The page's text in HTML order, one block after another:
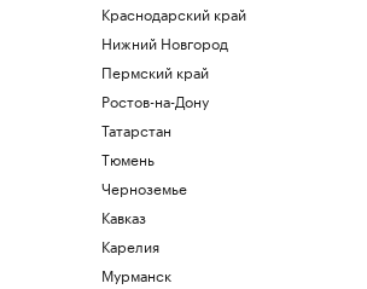
Краснодарский край
Нижний Новгород
Пермский край
Ростов-на-Дону
Татарстан
Тюмень
Черноземье
Кавказ
Карелия
Мурманск